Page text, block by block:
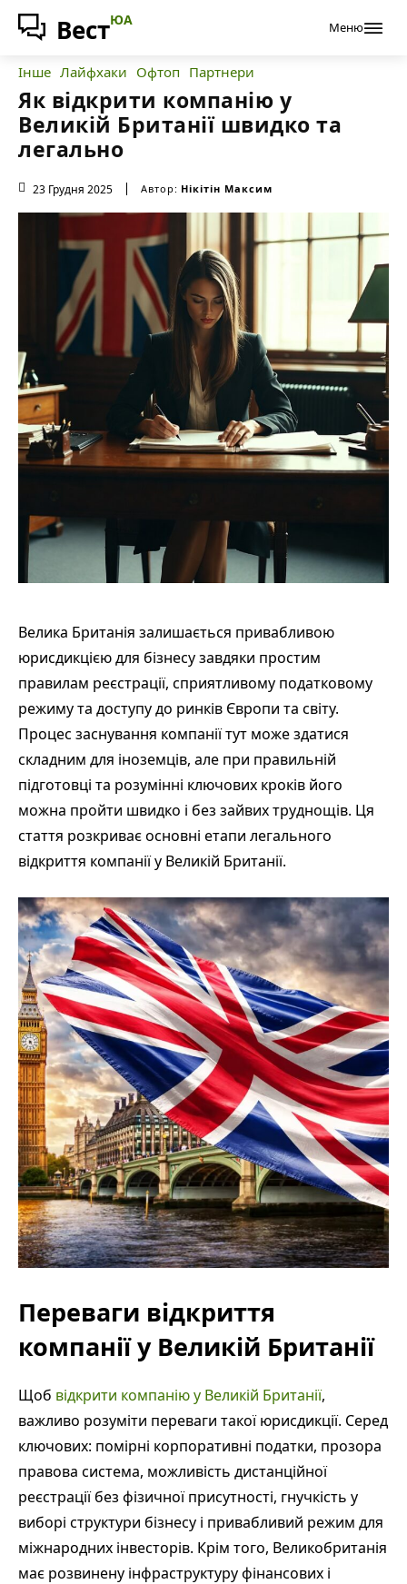
ВестЮА Меню
Інше Лайфхаки Офтоп Партнери
Як відкрити компанію у
Великій Британії швидко та
легально
23 Грудня 2025 Автор: Нікітін Максим
Велика Британія залишається привабливою
юрисдикцією для бізнесу завдяки простим
правилам реєстрації, сприятливому податковому
режиму та доступу до ринків Європи та світу.
Процес заснування компанії тут може здатися
складним для іноземців, але при правильній
підготовці та розумінні ключових кроків його
можна пройти швидко і без зайвих труднощів. Ця
стаття розкриває основні етапи легального
відкриття компанії у Великій Британії.
Переваги відкриття
компанії у Великій Британії
Щоб відкрити компанію у Великій Британії,
важливо розуміти переваги такої юрисдикції. Серед
ключових: помірні корпоративні податки, прозора
правова система, можливість дистанційної
реєстрації без фізичної присутності, гнучкість у
виборі структури бізнесу і привабливий режим для
міжнародних інвесторів. Крім того, Великобританія
має розвинену інфраструктуру фінансових і